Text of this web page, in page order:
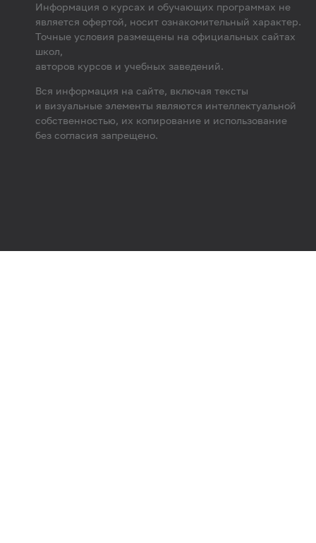
Информация о курсах и обучающих программах не
является офертой, носит ознакомительный характер.
Точные условия размещены на официальных сайтах
школ,
авторов курсов и учебных заведений.
Вся информация на сайте, включая тексты
и визуальные элементы являются интеллектуальной
собственностью, их копирование и использование
без согласия запрещено.